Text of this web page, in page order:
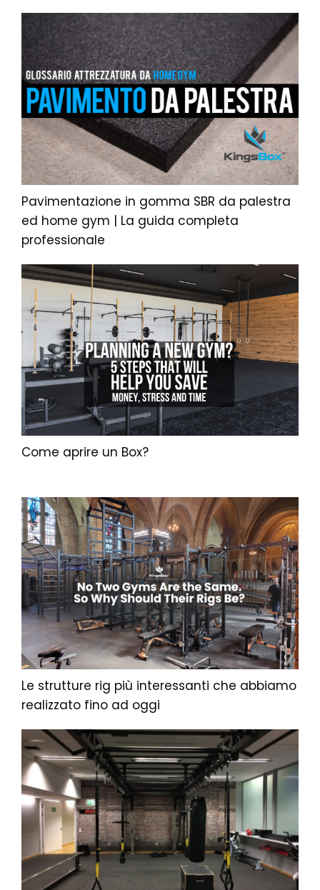
Pavimentazione in gomma SBR da palestra
ed home gym | La guida completa
professionale
Come aprire un Box?
Le strutture rig più interessanti che abbiamo
realizzato fino ad oggi